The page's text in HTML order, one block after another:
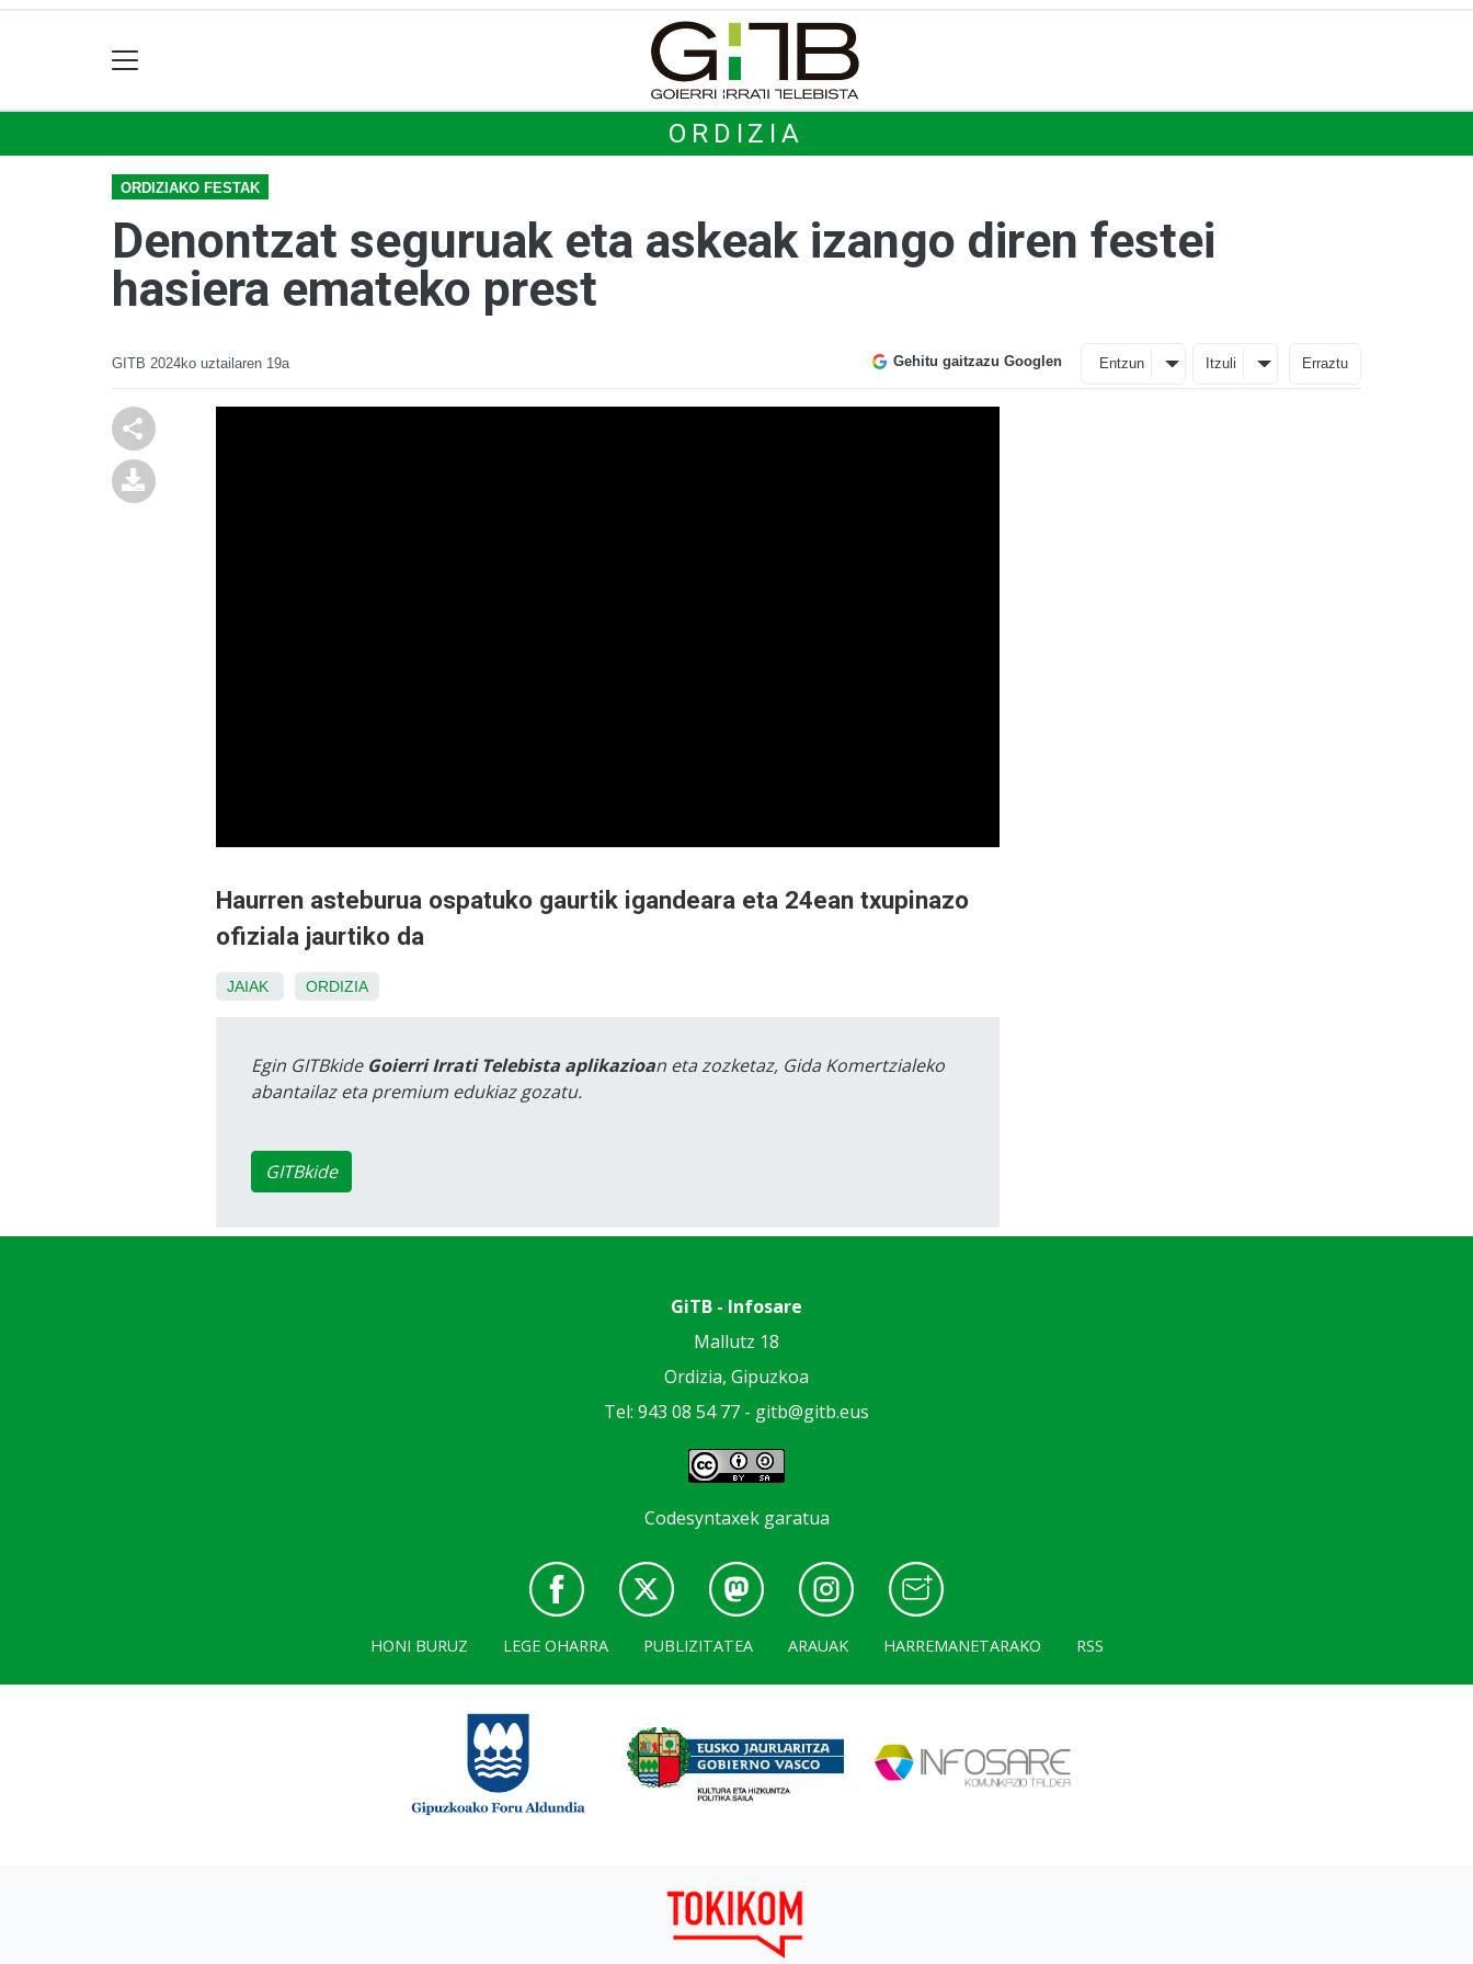
ORDIZIA
ORDIZIAKO FESTAK
Denontzat seguruak eta askeak izango diren festei
hasiera emateko prest
GITB 2024ko uztailaren 19a Gehitu gaitzazu Googlen Entzun Itzuli Erraztu
Haurren asteburua ospatuko gaurtik igandeara eta 24ean txupinazo
ofiziala jaurtiko da
JAIAK ORDIZIA
Egin GITBkide Goierri Irrati Telebista aplikazioan eta zozketaz, Gida Komertzialeko
abantailaz eta premium edukiaz gozatu.
GITBkide
GiTB - Infosare
Mallutz 18
Ordizia, Gipuzkoa
Tel: 943 08 54 77 - gitb@gitb.eus
Codesyntaxek garatua
HONI BURUZ LEGE OHARRA PUBLIZITATEA ARAUAK HARREMANETARAKO RSS